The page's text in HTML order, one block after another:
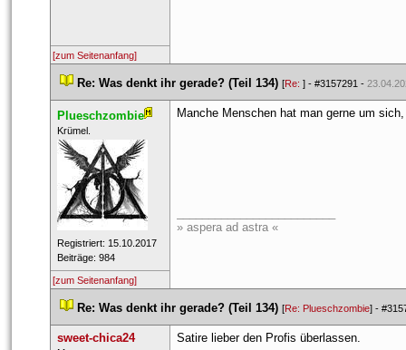
[zum Seitenanfang]
Re: Was denkt ihr gerade? (Teil 134) [Re: ] - #3157291 -
Plueschzombie
​Krümel.
Registriert: 15.10.2017
Beiträge: 984
Manche Menschen hat man gerne um
» aspera ad astra «
[zum Seitenanfang]
Re: Was denkt ihr gerade? (Teil 134) [Re: Plueschzombie] -
weet-chica24 Satire lieber den Profis überlassen.